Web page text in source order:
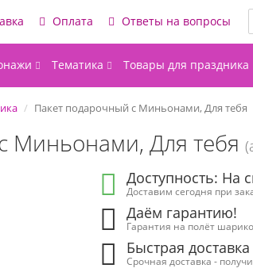
Оплата Ответы на вопросы
Тематика Товары для праздника
Пакет подарочный с Миньонами, Для тебя
Миньонами, Для тебя
Доступность: На
Доставим сегодня при
Даём гарантию!
Гарантия на полёт
Быстрая доставка
Срочная доставка -